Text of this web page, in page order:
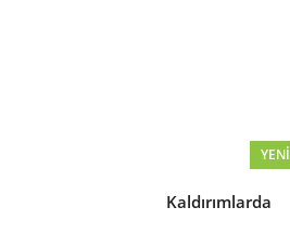
YENI
Kaldırımlarda